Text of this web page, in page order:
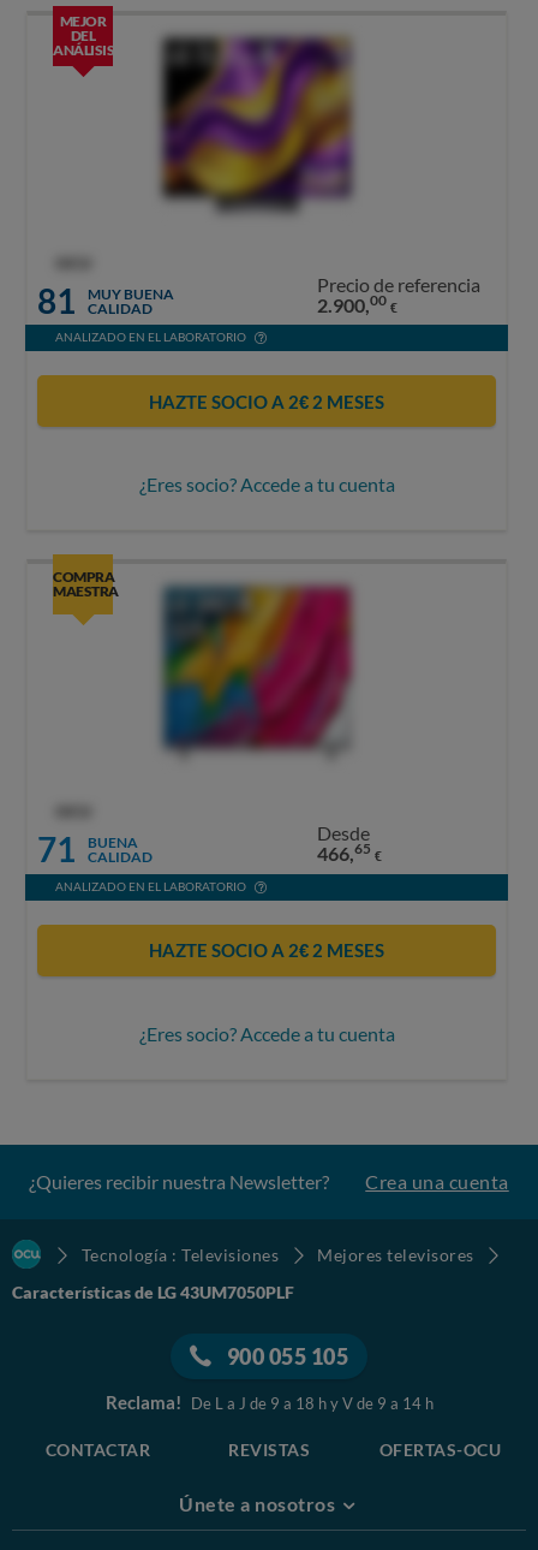
MEJOR
DEL
ANÁLISIS
81
MUY BUENA
CALIDAD
Precio de referencia
2.900,00 €
ANALIZADO EN EL LABORATORIO
HAZTE SOCIO A 2€ 2 MESES
¿Eres socio? Accede a tu cuenta
COMPRA
MAESTRA
71
BUENA
CALIDAD
Desde
466,65 €
ANALIZADO EN EL LABORATORIO
HAZTE SOCIO A 2€ 2 MESES
¿Eres socio? Accede a tu cuenta
¿Quieres recibir nuestra Newsletter? Crea una cuenta
Tecnología : Televisiones
Mejores televisores
Características de LG 43UM7050PLF
900 055 105
Reclama! De L a J de 9 a 18 h y V de 9 a 14 h
CONTACTAR REVISTAS OFERTAS-OCU
Únete a nosotros